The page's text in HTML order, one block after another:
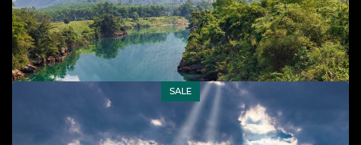
Add to cart
Biển vắng
Cuộc sống đời thường,Phong cảnh, Phong cảnh, cuộc
SALE